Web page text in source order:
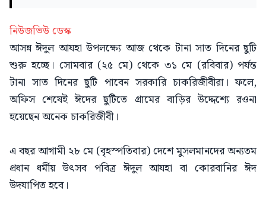
নিউজভিউ ডেস্ক
আসন্ন ঈদুল আযহা উপলক্ষ্যে আজ থেকে টানা সাত দিনের ছুটি
শুরু হচ্ছে। সোমবার (২৫ মে) থেকে ৩১ মে (রবিবার) পর্যন্ত
টানা সাত দিনের ছুটি পাবেন সরকারি চাকরিজীবীরা। ফলে,
অফিস শেষেই ঈদের ছুটিতে গ্রামের বাড়ির উদ্দেশ্যে রওনা
হয়েছেন অনেক চাকরিজীবী।
এ বছর আগামী ২৮ মে (বৃহস্পতিবার) দেশে মুসলমানদের অন্যতম
প্রধান ধর্মীয় উৎসব পবিত্র ঈদুল আযহা বা কোরবানির ঈদ
উদযাপিত হবে।